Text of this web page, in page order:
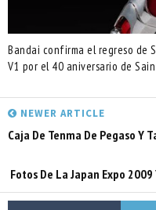
Bandai confirma el regreso de
V1 por el 40 aniversario de
NEWER ARTICLE
Caja De Tenma De Pegaso Y
Fotos De La Japan Expo